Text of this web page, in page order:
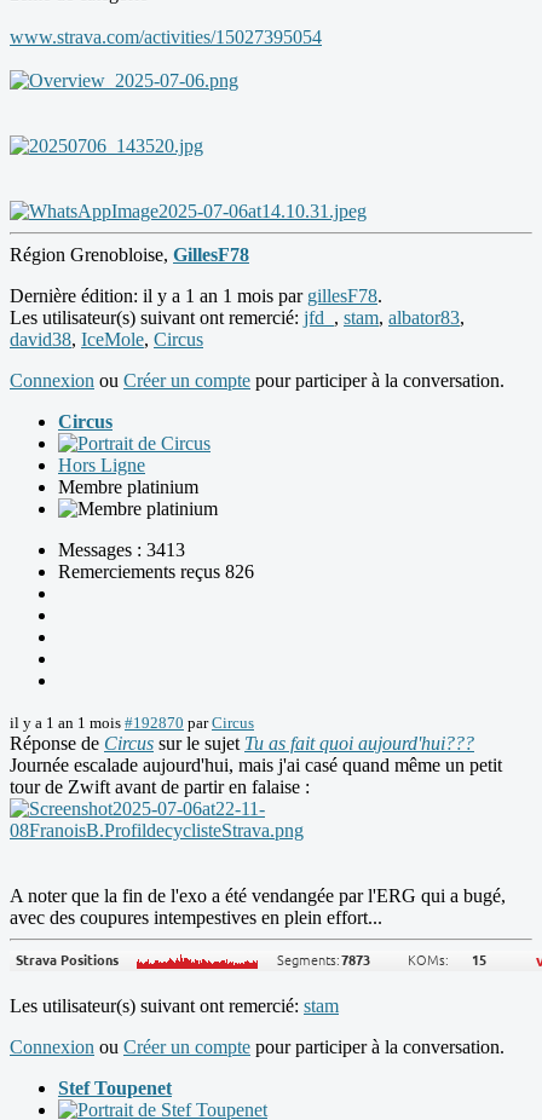
www.strava.com/activities/15027395054
Région Grenobloise, GillesF78
Dernière édition: il y a 1 an 1 mois par gillesF78.
Les utilisateur(s) suivant ont remercié: jfd_ , stam, albator83,
david38, IceMole, Circus
Connexion ou Créer un compte pour participer à la conversation.
Circus
Hors Ligne
Membre platinium
Messages : 3413
Remerciements reçus 826
il y a 1 an 1 mois #192870 parCircus
Réponse de Circus sur le sujet Tu as fait quoi aujourd'hui???
Journée escalade aujourd'hui, mais j'ai casé quand même un petit
tour de Zwift avant de partir en falaise :
A noter que la fin de l'exo a été vendangée par l'ERG qui a bugé,
avec des coupures intempestives en plein effort...
Les utilisateur(s) suivant ont remercié: stam
Connexion ou Créer un compte pour participer à la conversation.
Stef Toupenet